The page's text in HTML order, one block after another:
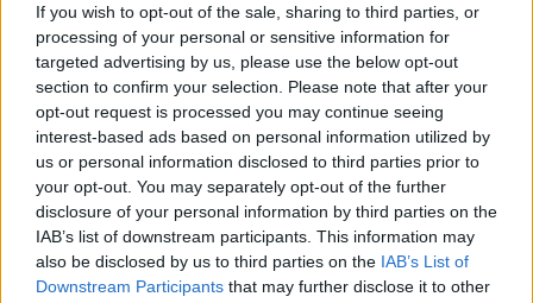
If you wish to opt-out of the sale, sharing to third parties, or
processing of your personal or sensitive information for
targeted advertising by us, please use the below opt-out
section to confirm your selection. Please note that after your
opt-out request is processed you may continue seeing
interest-based ads based on personal information utilized by
us or personal information disclosed to third parties prior to
your opt-out. You may separately opt-out of the further
disclosure of your personal information by third parties on the
IAB’s list of downstream participants. This information may
also be disclosed by us to third parties on the IAB’s List of
Downstream Participants that may further disclose it to other
hogy a nyolcadik évad egyben a befejező szezon is lesz
a sorozat történetében. Nagyon hálásak lehetnek, mert a
CW nem arról híres, hogy előre bejelenti a kaszát,
sokszor csak az évadzárók után szoktak dönteni, így
viszont tuti nem lesz bosszantó cliffhanger a végén és
lesz egy kerek lezárás, ha minden igaz. A zárásról
annyira nem beszéltek, mert elég messze van, még akkor
is, ha idén csak 16 részt kaptak a történetre. Julie Plec,
Kevin Williamson, Ian Somerhalder, Paul Wesley, Michael
Malarkey, Kat Graham és a többiek főleg arról beszéltek